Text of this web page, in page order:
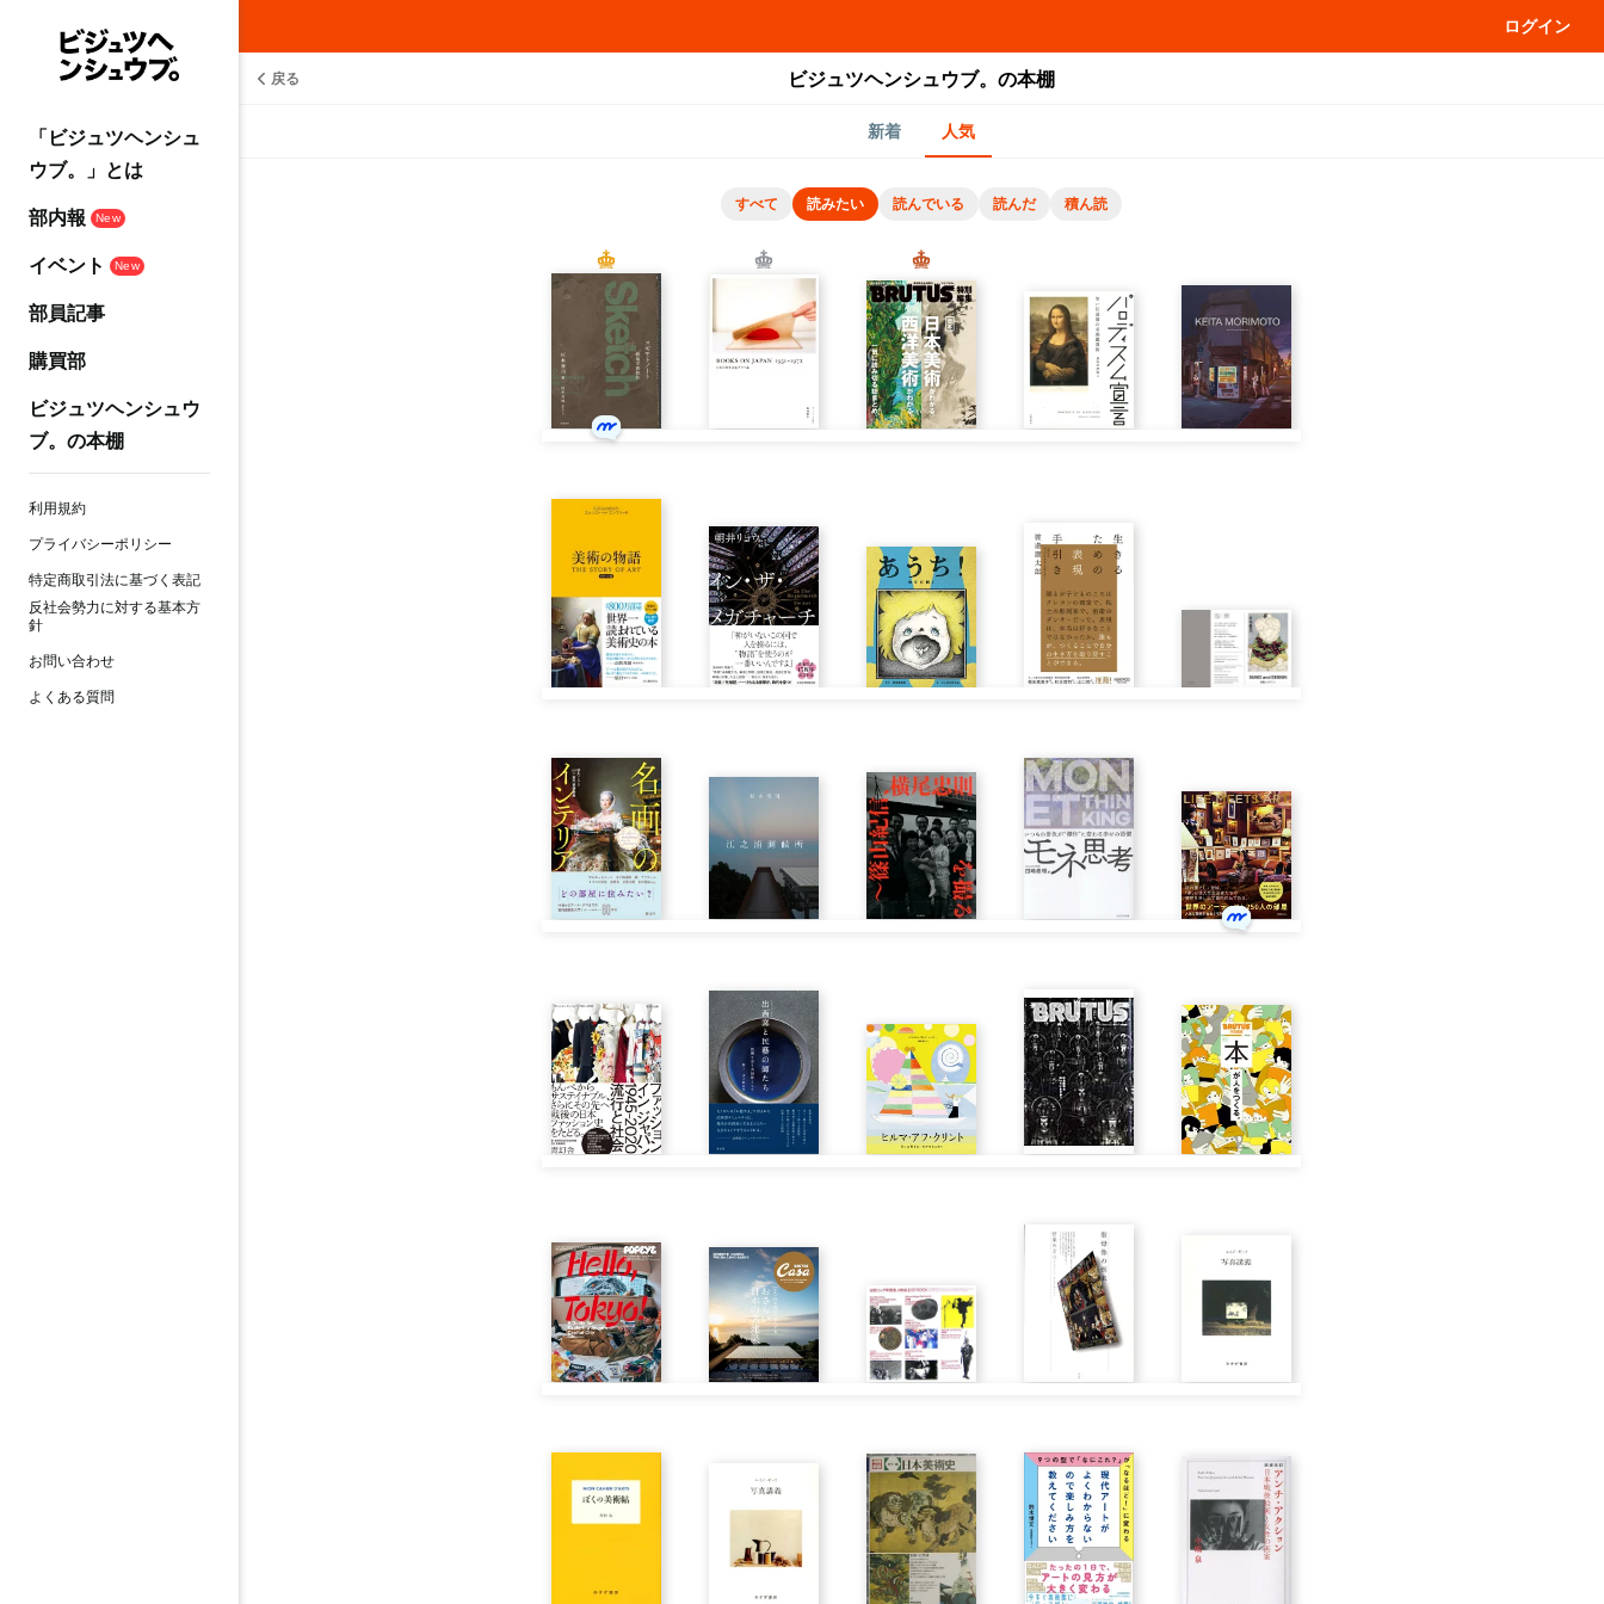
ログイン
「ビジュツヘンシュ
ウブ。」とは
部内報
New
イベント New
部員記事
購買部
ビジュツヘンシュウ
ブ。の本棚
利用規約
プライバシーポリシー
特定商取引法に基づく表記
反社会勢力に対する基本方
針
お問い合わせ
よくある質問
戻る ビジュツヘンシュウブ。の本棚
新着 人気
すべて 読みたい 読んでいる 読んだ 積ん読